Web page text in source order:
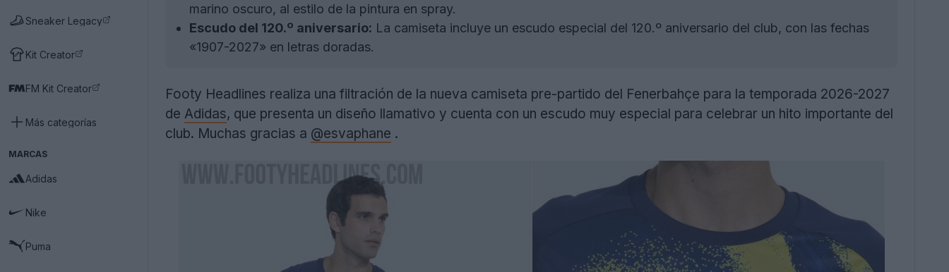
Sneaker Legacy
Kit Creator
FM Kit Creator
Más categorías
MARCAS
Adidas
Nike
Puma
marino oscuro, al estilo de la pintura en spray.
Escudo del 120.º aniversario: La camiseta incluye un escudo especial del 120.º aniversario del club, con las fechas
«1907-2027» en letras doradas.
Footy Headlines realiza una filtración de la nueva camiseta pre-partido del Fenerbahçe para la temporada 2026-2027
de Adidas, que presenta un diseño llamativo y cuenta con un escudo muy especial para celebrar un hito importante del
club. Muchas gracias a @esvaphane .